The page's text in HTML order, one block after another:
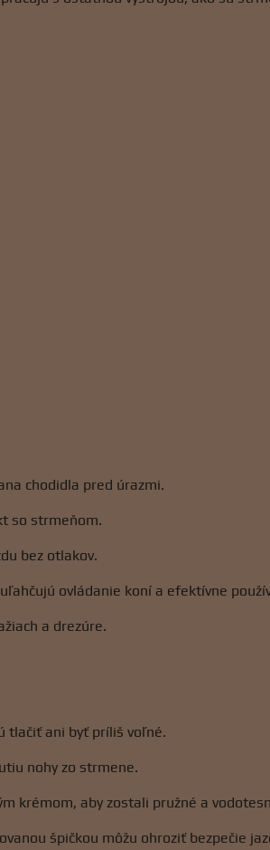
chodidla pred úrazmi.
so strmeňom.
bez otlakov.
ovládanie koní a efektívne
a drezúre.
tlačiť ani byť príliš voľné.
nohy zo strmene.
krémom, aby zostali pružné a
špičkou môžu ohroziť bezpečie